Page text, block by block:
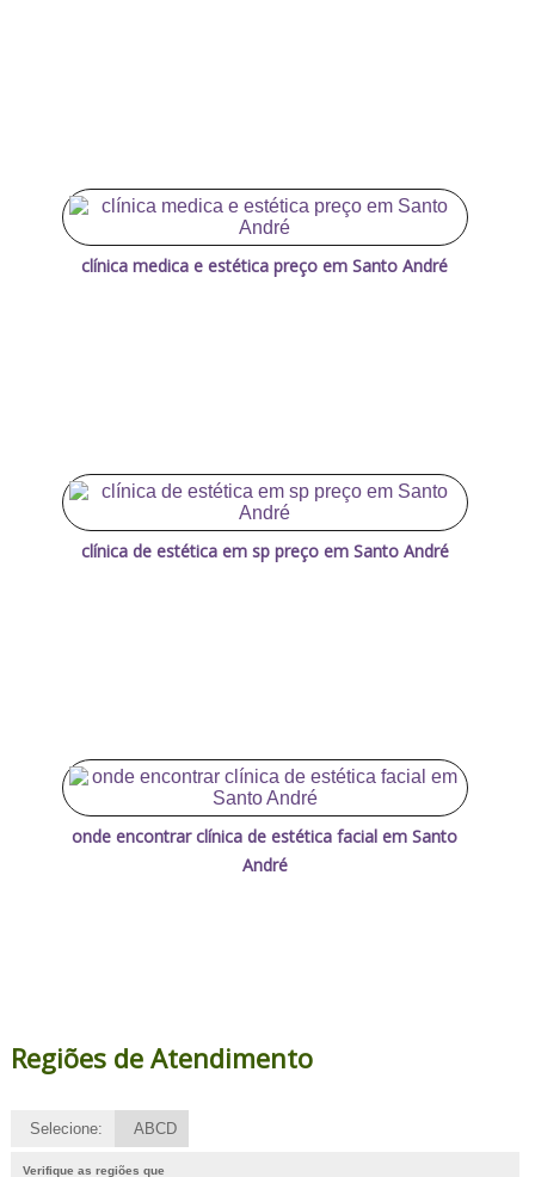
clínica medica e estética preço em Santo André
clínica de estética em sp preço em Santo André
onde encontrar clínica de estética facial em Santo
André
Regiões de Atendimento
Selecione: ABCD
Verifique as regiões que